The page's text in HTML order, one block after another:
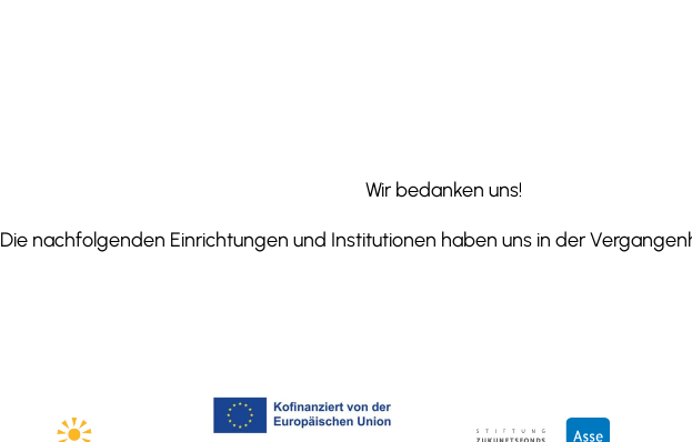
Wir bedanken uns!
Die nachfolgenden Einrichtungen und Institutionen haben uns in der